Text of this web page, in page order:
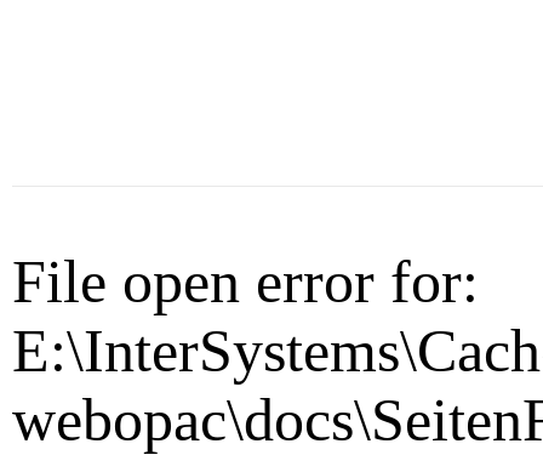
File open error for: